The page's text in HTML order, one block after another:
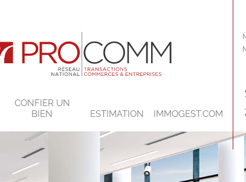
CONFIER UN
BIEN
ESTIMATION IMMOGEST.COM